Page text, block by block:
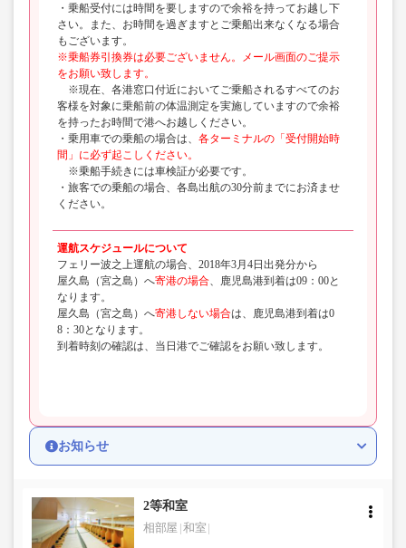
・乗船受付には時間を要しますので余裕を持ってお越し下
さい。また、お時間を過ぎますとご乗船出来なくなる場合
もございます。
※乗船券引換券は必要ございません。メール画面のご提示
をお願い致します。
※現在、各港窓口付近においてご乗船されるすべてのお
客様を対象に乗船前の体温測定を実施していますので余裕
を持ったお時間で港へお越しください。
・乗用車での乗船の場合は、 各ターミナルの「受付開始時
間」に必ず起こしください。
※乗船手続きには車検証が必要です。
・旅客での乗船の場合、各島出航の30分前までにお済ませ
ください。
運航スケジュールについて
フェリー波之上運航の場合、2018年3月4日出発分から
屋久島（宮之島）へ寄港の場合、鹿児島港到着は09：00と
なります。
屋久島（宮之島）へ寄港しない場合は、鹿児島港到着は0
8：30となります。
到着時刻の確認は、当日港でご確認をお願い致します。
お知らせ
2等和室
相部屋 和室